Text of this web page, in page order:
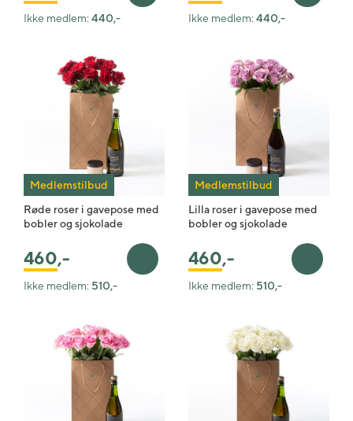
Ikke medlem: 440,- Ikke medlem: 440,-
Medlemstilbud
Røde roser i gavepose med
bobler og sjokolade
460,- Legg i handlekurv
Ikke medlem: 510,-
Medlemstilbud
Lilla roser i gavepose med
bobler og sjokolade
460,- Legg i
Ikke medlem: 510,-